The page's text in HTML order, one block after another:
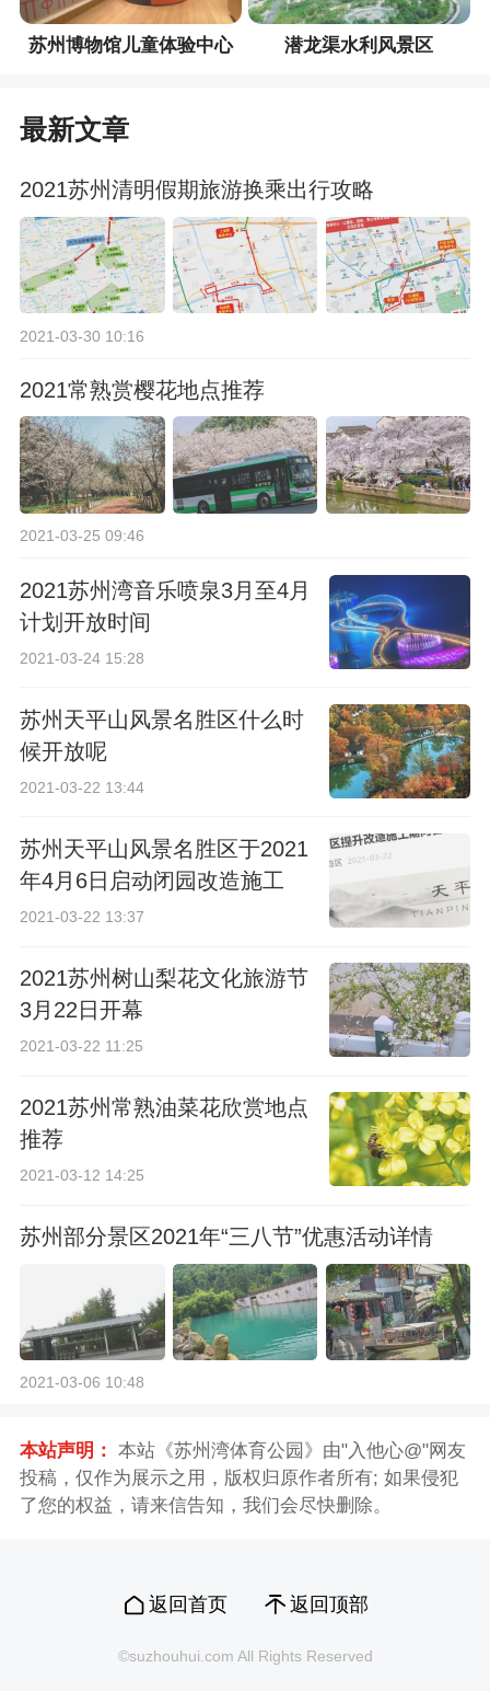
苏州博物馆儿童体验中心 潜龙渠水利风景区
最新文章
2021苏州清明假期旅游换乘出行攻略
2021-03-30 10:16
2021常熟赏樱花地点推荐
2021-03-25 09:46
2021苏州湾音乐喷泉3月至4月
计划开放时间
2021-03-24 15:28
苏州天平山风景名胜区什么时
候开放呢
2021-03-22 13:44
苏州天平山风景名胜区于2021
年4月6日启动闭园改造施工
2021-03-22 13:37
2021苏州树山梨花文化旅游节
3月22日开幕
2021-03-22 11:25
2021苏州常熟油菜花欣赏地点
推荐
2021-03-12 14:25
苏州部分景区2021年“三八节”优惠活动详情
2021-03-06 10:48
本站声明： 本站《苏州湾体育公园》由"入他心@"网友
投稿，仅作为展示之用，版权归原作者所有; 如果侵犯
了您的权益，请来信告知，我们会尽快删除。
返回首页 返回顶部
©suzhouhui.com All Rights Reserved